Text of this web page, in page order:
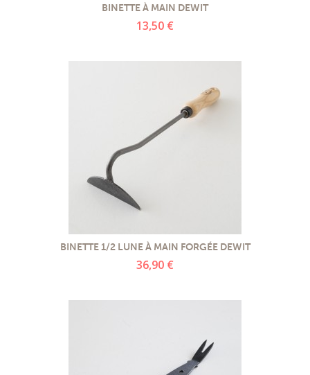
BINETTE À MAIN DEWIT
13,50 €
BINETTE 1/2 LUNE À MAIN FORGÉE DEWIT
36,90 €